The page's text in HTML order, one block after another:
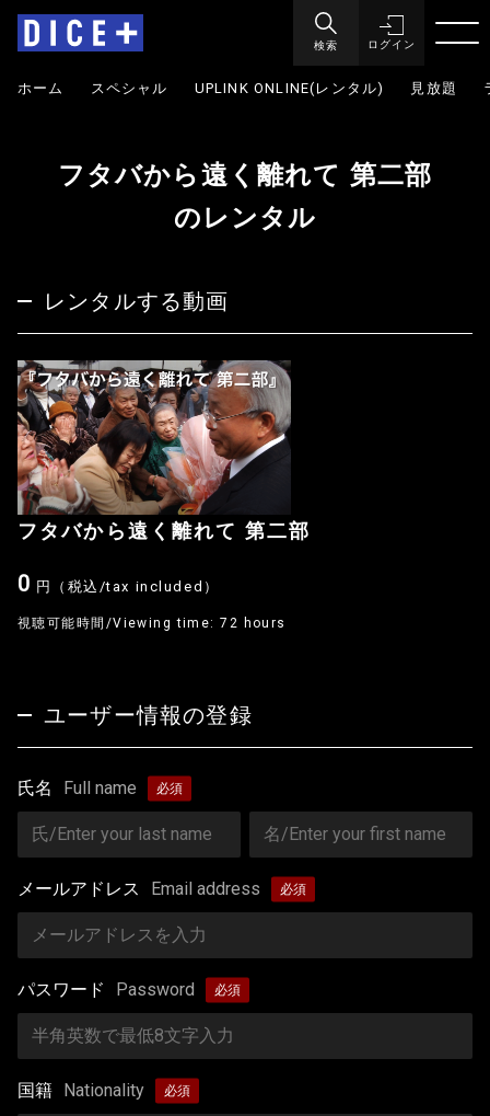
検索 ログイン
ホーム スペシャル UPLINK ONLINE(レンタル) 見放題
フタバから遠く離れて 第二部
のレンタル
レンタルする動画
フタバから遠く離れて 第二部
0 円（税込/tax included）
視聴可能時間/Viewing time: 72 hours
ユーザー情報の登録
氏名 Full name
メールアドレス Email address
パスワード Password
国籍 Nationality